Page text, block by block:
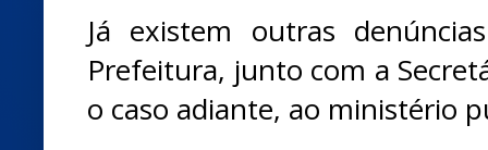
Já existem outras
Prefeitura, junto com a
o caso adiante, ao ministério